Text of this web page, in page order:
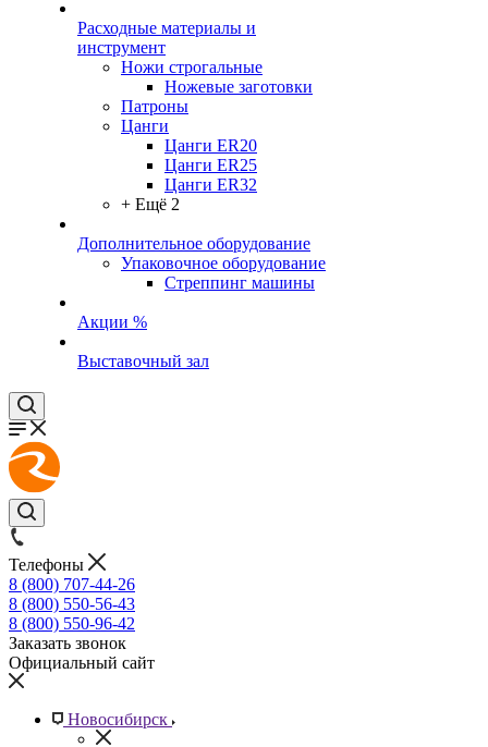
Расходные материалы и
инструмент
Ножи строгальные
Ножевые заготовки
Патроны
Цанги
Цанги ER20
Цанги ER25
Цанги ER32
+ Ещё 2
Дополнительное оборудование
Упаковочное оборудование
Стреппинг машины
Акции %
Выставочный зал
Телефоны
8 (800) 707-44-26
8 (800) 550-56-43
8 (800) 550-96-42
Заказать звонок
Официальный сайт
Новосибирск